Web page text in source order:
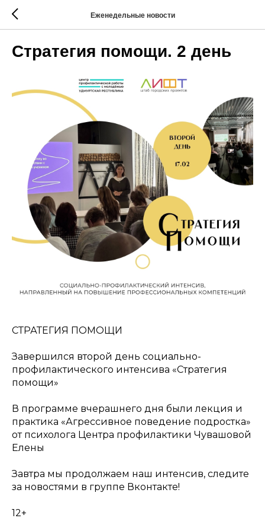
Еженедельные новости
Стратегия помощи. 2 день
СТРАТЕГИЯ ПОМОЩИ
Завершился второй день социально-
профилактического интенсива «Стратегия
помощи»
В программе вчерашнего дня были лекция и
практика «Агрессивное поведение подростка»
от психолога Центра профилактики Чувашовой
Елены
Завтра мы продолжаем наш интенсив, следите
за новостями в группе Вконтакте!
12+